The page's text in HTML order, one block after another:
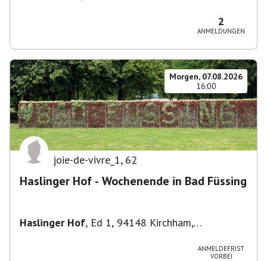
2
ANMELDUNGEN
Morgen, 07.08.2026
16:00
joie-de-vivre_1, 62
Haslinger Hof - Wochenende in Bad Füssing
Haslinger Hof, Ed 1, 94148 Kirchham,
ANMELDEFRIST
VORBEI